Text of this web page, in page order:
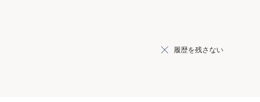
履歴を残さない